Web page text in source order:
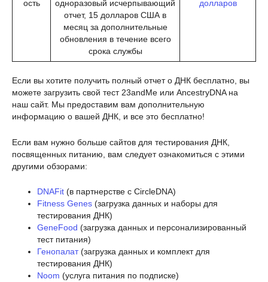
ость
одноразовый исчерпывающий
отчет, 15 долларов США в
месяц за дополнительные
обновления в течение всего
срока службы
долларов
Если вы хотите получить полный отчет о ДНК бесплатно, вы
можете загрузить свой тест 23andMe или AncestryDNA на
наш сайт. Мы предоставим вам дополнительную
информацию о вашей ДНК, и все это бесплатно!
Если вам нужно больше сайтов для тестирования ДНК,
посвященных питанию, вам следует ознакомиться с этими
другими обзорами:
DNAFit (в партнерстве с CircleDNA)
Fitness Genes (загрузка данных и наборы для
тестирования ДНК)
GeneFood (загрузка данных и персонализированный
тест питания)
Генопалат(загрузка данных и комплект для
тестирования ДНК)
Noom (услуга питания по подписке)